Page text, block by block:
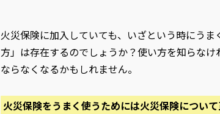
火災保険に加入していても、いざという時にう
方」は存在するのでしょうか？使い方を知らな
ならなくなるかもしれません。
火災保険をうまく使うためには火災保険につい